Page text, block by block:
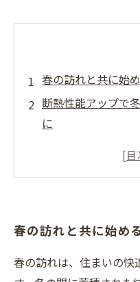
春の訪れと共に始
断熱性能アップで
に
自然光を最大限に
季節に合わせたリ
らしを
春の訪れと共に始め
春の訪れは、住まいの快